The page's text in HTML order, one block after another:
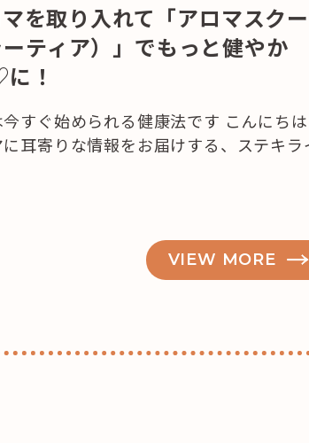
を取り入れて「アロマスク
ティア）」でもっと健やか
！
すぐ始められる健康法です こんにち
耳寄りな情報をお届けする、ステキラ
VIEW MORE